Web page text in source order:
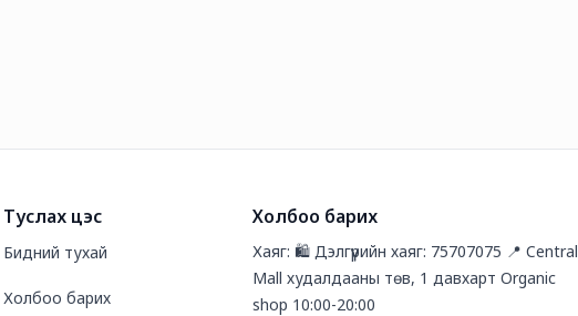
Туслах цэс
Бидний тухай
Холбоо барих
Холбоо барих
Хаяг: 🛍️ Дэлгүүрийн хаяг: 75707075 📍 Central
Mall худалдааны төв, 1 давхарт Organic
shop 10:00-20:00